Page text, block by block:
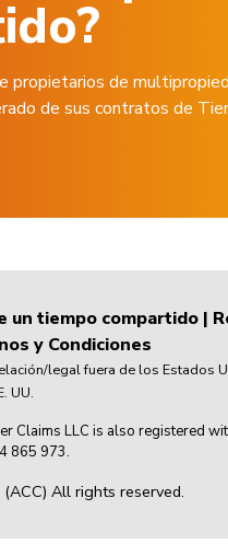
propietarios de
de sus contratos de
un tiempo compartido|
y Condiciones
legal fuera de los Estados
UU.
LLC is also registered
865 973.
All rights reserved.